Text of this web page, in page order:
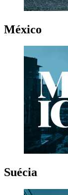
México
Suécia